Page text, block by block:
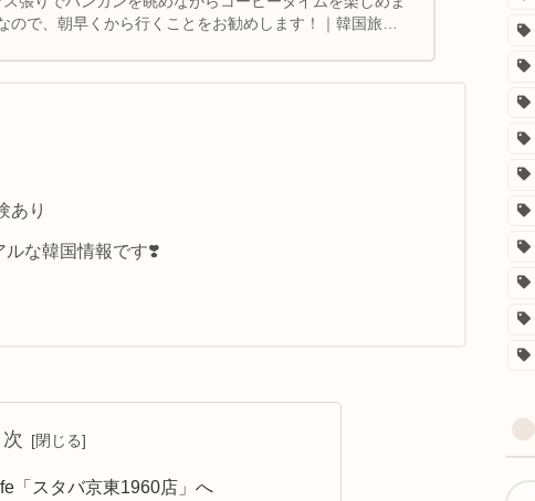
で、朝早くから行くことをお勧めします！｜韓国旅行
あり
ルな韓国情報です❣️
「スタバ京東1960店」へ